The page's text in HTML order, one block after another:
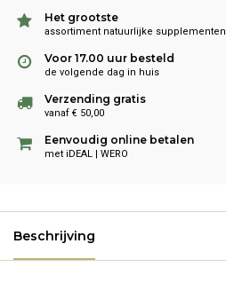
Het grootste
assortiment natuurlijke supplementen
Voor 17.00 uur besteld
de volgende dag in huis
Verzending gratis
vanaf € 50,00
Eenvoudig online betalen
met iDEAL | WERO
Beschrijving